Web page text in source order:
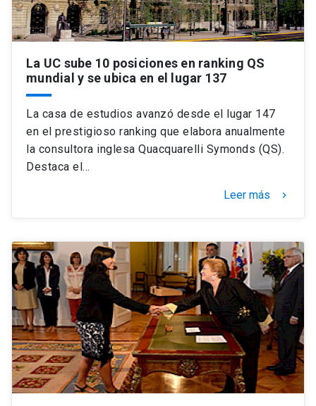
La UC sube 10 posiciones en ranking QS
mundial y se ubica en el lugar 137
La casa de estudios avanzó desde el lugar 147
en el prestigioso ranking que elabora anualmente
la consultora inglesa Quacquarelli Symonds (QS).
Destaca el…
Leer más keyboard_arrow_right